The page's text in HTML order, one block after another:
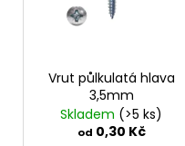
Vrut půlkulatá hlava
3,5mm
Skladem (>5 ks)
od 0,30 Kč